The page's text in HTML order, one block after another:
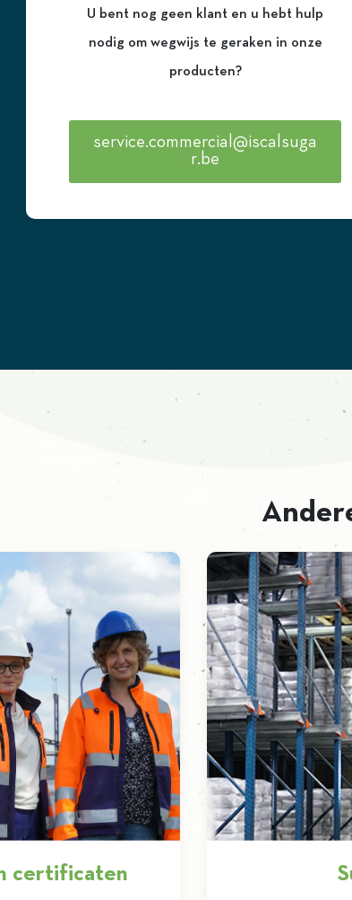
U bent nog geen klant en u hebt hulp
nodig om wegwijs te geraken in onze
producten?
service.commercial@iscalsuga
r.be
certificaten